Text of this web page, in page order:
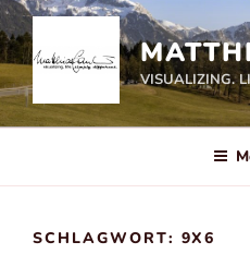
Zum
Inhalt
springen
VISUALIZING.
SCHLAGWORT: 9X6